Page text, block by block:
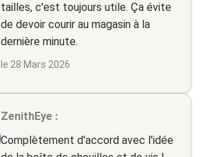
tailles, c'est toujours utile. Ça évite
de devoir courir au magasin à la
dernière minute.
le 28 Mars 2026
ZenithEye :
Complètement d'accord avec l'idée